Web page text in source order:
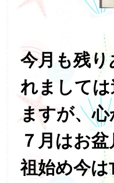
今月も残
れまして
ますが、
７月はお
祖始め今